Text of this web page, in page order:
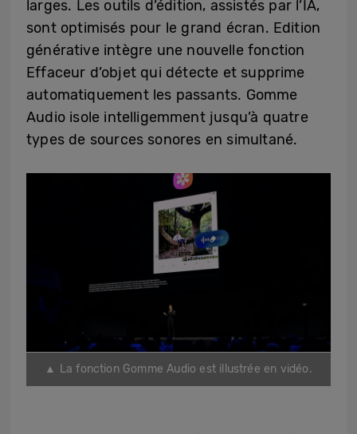
larges. Les outils d’édition, assistés par l’IA,
sont optimisés pour le grand écran. Edition
générative intègre une nouvelle fonction
Effaceur d’objet qui détecte et supprime
automatiquement les passants. Gomme
Audio isole intelligemment jusqu’à quatre
types de sources sonores en simultané.
▲ La fonction Gomme Audio est illustrée en vidéo.